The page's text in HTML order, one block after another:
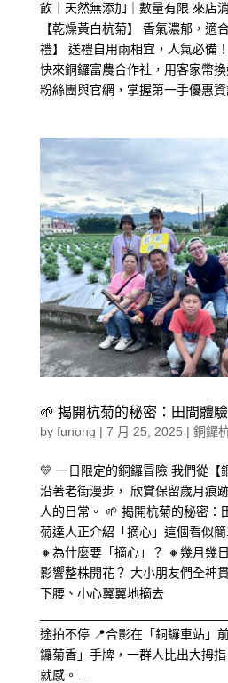
飲｜天然無添加｜數量有限 來店
【乾燥黃白杭菊】 香氣濃郁，適
禮】 送禮自用兩相宜，人氣必備
快來銅鑼富農合作社，用客家幣
粉絲團與官網，掌握第一手優惠
🌱 揭開杭菊的秘密：田間體驗
by funong | 7 月 25, 2025 | 銅鑼
💛 一日限定的銅鑼冒險 我們從【
沿著老街漫步， 欣賞保留歲月痕
人的日常。 🌱 揭開杭菊的秘密：
菊達人正介紹「摘心」這個看似
🔸為什麼要「摘心」？ 🔸幾月幾
影響整株開花？ 大小朋友們全神
下腰、小心翼翼地摘去
途拍不停 📍合影在「銅鑼車站」
鑼菊香」手牌，一群人比出大拇
就感。...